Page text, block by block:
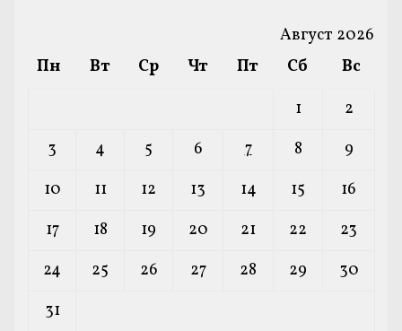
Август 2026
Пн
Вт Ср Чт Пт Сб
Вс
1
2
3
4 5 6 7 8
9
10
11 12 13 14 15
16
17
18 19 20 21 22
23
24
25 26 27 28 29
30
31